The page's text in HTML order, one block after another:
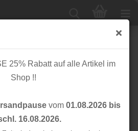
25% Rabatt auf alle Artikel im
Shop !!
vom 01.08.2026 bis
16.08.2026.
Blumen - rosa